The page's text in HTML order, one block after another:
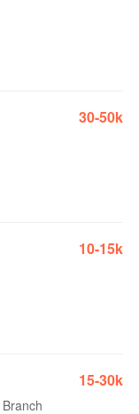
30-50k
10-15k
15-30k